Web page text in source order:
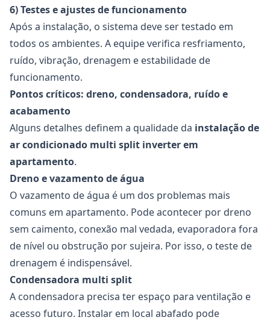
6) Testes e ajustes de funcionamento
Após a instalação, o sistema deve ser testado em
todos os ambientes. A equipe verifica resfriamento,
ruído, vibração, drenagem e estabilidade de
funcionamento.
Pontos críticos: dreno, condensadora, ruído e
acabamento
Alguns detalhes definem a qualidade da instalação de
ar condicionado multi split inverter em
apartamento.
Dreno e vazamento de água
O vazamento de água é um dos problemas mais
comuns em apartamento. Pode acontecer por dreno
sem caimento, conexão mal vedada, evaporadora fora
de nível ou obstrução por sujeira. Por isso, o teste de
drenagem é indispensável.
Condensadora multi split
A condensadora precisa ter espaço para ventilação e
acesso futuro. Instalar em local abafado pode